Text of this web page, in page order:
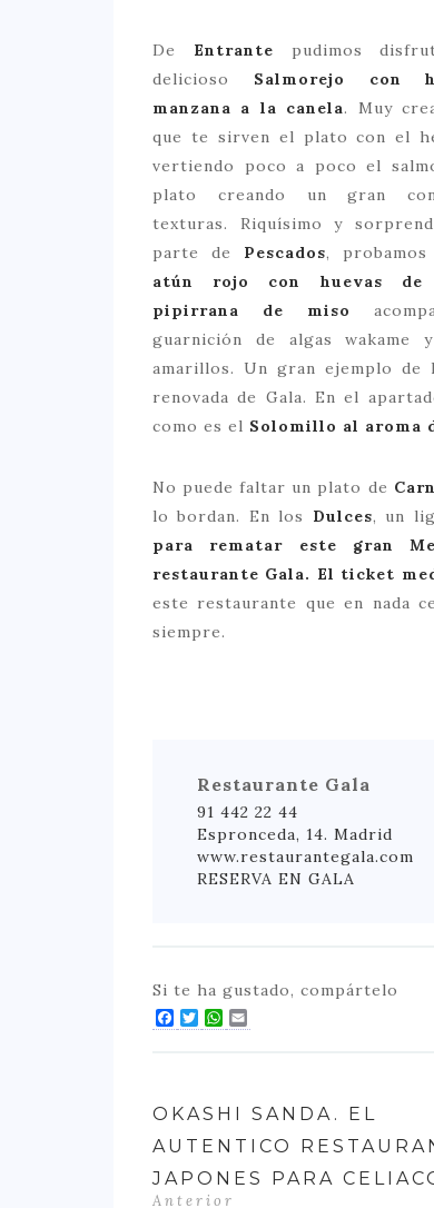
De Entrante
pudimos
delicioso Salmorejo con
manzana a la canela. Muy
que te sirven el plato con el
vertiendo poco a poco el
plato creando un gran
texturas. Riquísimo y
parte de Pescados, probamos
atún rojo con huevas
pipirrana de miso
guarnición de algas wakame
amarillos. Un gran ejemplo de
renovada de Gala. En el
como es el Solomillo al aroma
No puede faltar un plato de
lo bordan. En los Dulces, un
para rematar este gran
restaurante Gala. El ticket
este restaurante que en nada
siempre.
Restaurante Gala
91 442 22 44
Espronceda, 14. Madrid
www.restaurantegala.com
RESERVA EN GALA
Si te ha gustado, compártelo
Facebook
Twitter
WhatsApp
OKASHI SANDA. EL
AUTENTICO
JAPONES PARA
Anterior